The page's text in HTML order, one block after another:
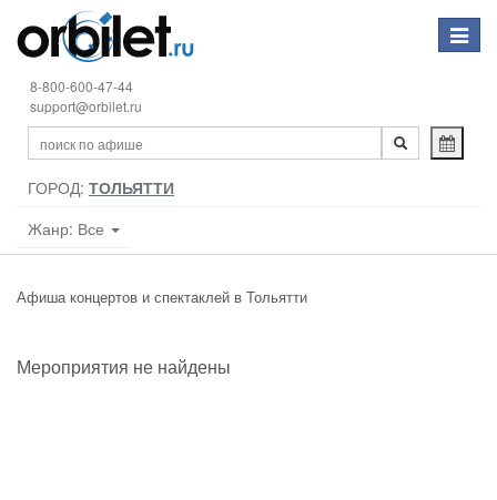
Toggle
8-800-600-47-44
support@orbilet.ru
ГОРОД: ТОЛЬЯТТИ
Жанр: Все
Афиша концертов и спектаклей в Тольятти
Мероприятия не найдены